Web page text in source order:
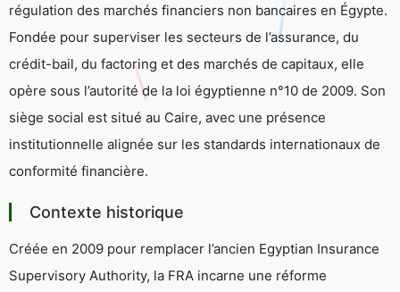
régulation des marchés financiers non bancaires en Égypte.
Fondée pour superviser les secteurs de l’assurance, du
crédit-bail, du factoring et des marchés de capitaux, elle
opère sous l’autorité de la loi égyptienne n°10 de 2009. Son
siège social est situé au Caire, avec une présence
institutionnelle alignée sur les standards internationaux de
conformité financière.
Contexte historique
Créée en 2009 pour remplacer l’ancien Egyptian Insurance
Supervisory Authority, la FRA incarne une réforme